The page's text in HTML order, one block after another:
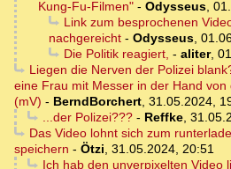
Kung-Fu-Filmen" - Odysseus,
Link zum besprochenen
nachgereicht - Odysseus,
Die Politik reagiert, - aliter,
Liegen die Nerven der Polizei
eine Frau mit Messer in der Hand von
(mV) - BerndBorchert, 31.05.2024,
...der Polizei???- Reffke,
Das Video lohnt sich zum
speichern - Ötzi, 31.05.2024, 20:51
Ich hab den unverpixelten Video